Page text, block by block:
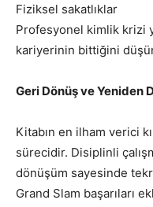
Fiziksel sakatlıklar
Profesyonel kimlik krizi
kariyerinin bittiğini
Geri Dönüş ve Yeniden
Kitabın en ilham verici
sürecidir. Disiplinli
dönüşüm sayesinde
Grand Slam başarıları